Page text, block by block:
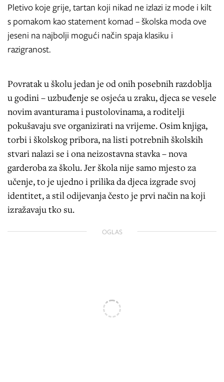
Pletivo koje grije, tartan koji nikad ne izlazi iz mode i kilt
s pomakom kao statement komad – školska moda ove
jeseni na najbolji mogući način spaja klasiku i
razigranost.
Povratak u školu jedan je od onih posebnih razdoblja
u godini – uzbuđenje se osjeća u zraku, djeca se vesele
novim avanturama i pustolovinama, a roditelji
pokušavaju sve organizirati na vrijeme. Osim knjiga,
torbi i školskog pribora, na listi potrebnih školskih
stvari nalazi se i ona neizostavna stavka – nova
garderoba za školu. Jer škola nije samo mjesto za
učenje, to je ujedno i prilika da djeca izgrade svoj
identitet, a stil odijevanja često je prvi način na koji
izražavaju tko su.
OGLAS